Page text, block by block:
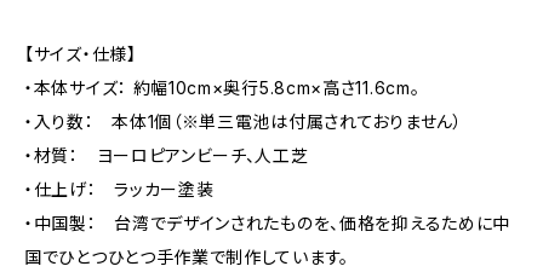
【サイズ・仕様】
・本体サイズ： 約幅10cm×奥行5.8cm×高さ11.6cm。
・入り数： 本体1個（※単三電池は付属されておりません）
・材質： ヨーロピアンビーチ、人工芝
・仕上げ： ラッカー塗装
・中国製： 台湾でデザインされたものを、価格を抑えるために中
国でひとつひとつ手作業で制作しています。